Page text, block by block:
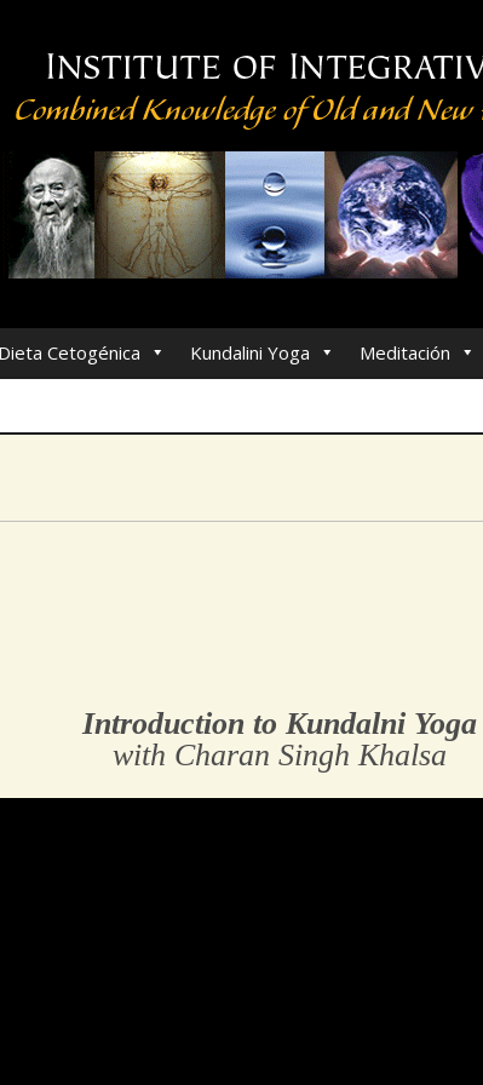
Dieta Cetogénica Kundalini Yoga Meditación
Introduction to Kundalni Yoga
with Charan Singh Khalsa